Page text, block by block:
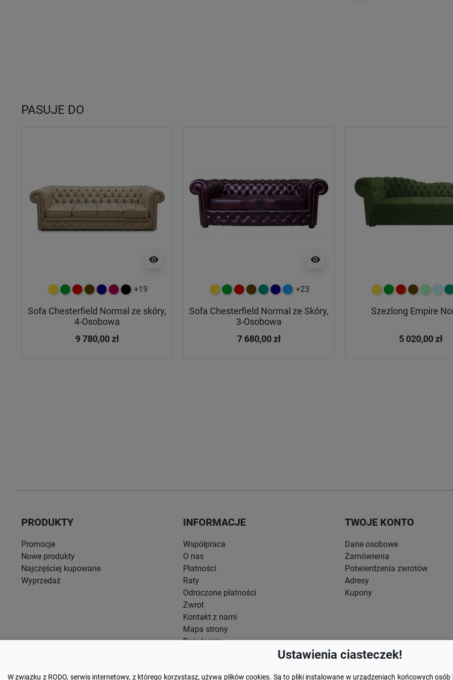
PASUJE DO
visibility
żółtyzielonyczerwony
czekoladowy
granatowy
malinowy
czarny
+19
Sofa Chesterfield Normal ze skóry,
4-Osobowa
9 780,00 zł
visibility
żółtyzielonyczerwony
czekoladowy
turkusowy
granatowy
niebieski
+23
Sofa Chesterfield Normal ze Skóry,
3-Osobowa
7 680,00 zł
żółtyzielonyczerwonymiętowy
Szezlong Empire
5 020,00 zł
Ustawienia ciasteczek!
W zwiazku z RODO, serwis internetowy, z którego korzystasz, używa plików cookies. Są to pliki instalowane w urządzeniach końcowych
PRODUKTY
Promocje
Nowe produkty
Najczęściej kupowane
Wyprzedaż
INFORMACJE
Współpraca
O nas
Płatności
Raty
Odroczone płatności
Zwrot
Kontakt z nami
Mapa strony
Regulamin
TWOJE KONTO
Dane osobowe
Zamówienia
Potwierdzenia zwrotów
Adresy
Kupony